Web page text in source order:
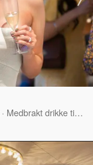
· Medbrakt drikke tillatt